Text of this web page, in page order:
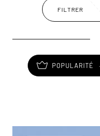
FILTRER
POPULARITÉ